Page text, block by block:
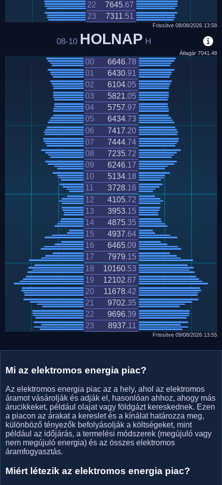
22
7645.67
23
7311.51
Frissítve 08/08/2026 13:58
08-10 HOLNAP H
Átlagár 7041.48
00 6646.78
01
6430.91
02
6104.05
03
5821.05
04
5757.97
05
6434.73
06
7417.20
07
7444.74
08
7235.72
09
6246.17
10
5134.18
11
3728.16
12
4105.72
13
3953.15
14
4875.35
15
4937.64
16
6465.09
17
7979.15
18
10160.53
19
12102.87
20
11678.42
21
9702.35
22
9696.39
23
8937.11
Frissítve 09/08/2026 13:55
Mi az elektromos energia piac?
Az elektromos energia piac az a hely, ahol az elektromos
áramot vásárolják és adják el, hasonlóan ahhoz, ahogy más
árucikkeket, például olajat vagy földgázt kereskednek. Ezen
a piacon az árakat a kereslet és a kínálat határozza meg,
különböző tényezők befolyásolják a költségeket, mint
például az időjárás, a termelési módszerek (megújuló vagy
nem megújuló energia) és az összes elektromos
áramfogyasztás.
Miért létezik az elektromos energia piac?